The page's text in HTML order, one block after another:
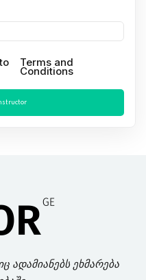
Terms and
Conditions
ეხმარება